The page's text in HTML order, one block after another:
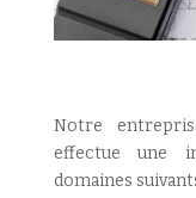
Notre
effectue une
domaines